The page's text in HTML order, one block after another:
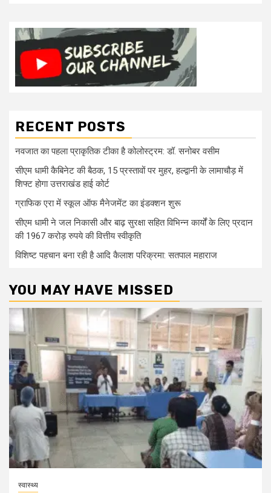
RECENT POSTS
नवजात का पहला प्राकृतिक टीका है कोलोस्ट्रम: डॉ. सनोबर वसीम
सीएम धामी कैबिनेट की बैठक, 15 प्रस्तावों पर मुहर, हल्द्वानी के लामाचौड़ में
शिफ्ट होगा उत्तराखंड हाई कोर्ट
ग्राफिक एरा में स्कूल ऑफ मैनेजमेंट का इंडक्शन शुरू
सीएम धामी ने जल निकासी और बाढ़ सुरक्षा सहित विभिन्न कार्यों के लिए प्रदान
की 1967 करोड़ रुपये की वित्तीय स्वीकृति
विशिष्ट पहचान बना रही है आदि कैलाश परिक्रमा: सतपाल महाराज
YOU MAY HAVE MISSED
स्वास्थ्य